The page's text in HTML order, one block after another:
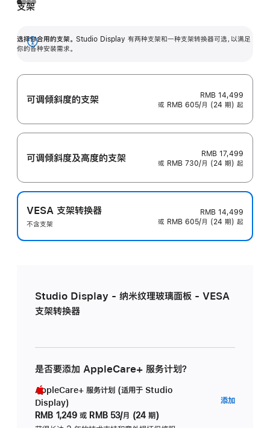
支架
选择你合用的支架。 Studio Display 有两种支架和一种支架转换器可选，以满足
你的各种安装需求。
展
可调倾斜度的支架
RMB 14,499
或 RMB 605/月 (24 期) 起
可调倾斜度及高‍度的支‍架
RMB 17,499
或 RMB 730/月 (24 期) 起
VESA 支架转换器
不含支架
RMB 14,499
或 RMB 605/月 (24 期) 起
Studio Display - 纳米纹理玻璃面板 - VESA
支架转换器
是否要添加 AppleCare+ 服务计划？
AppleCare+ 服务计划 (适用于 Studio
Display)
RMB 1,249 或 RMB 53/月 (24 期)
添加